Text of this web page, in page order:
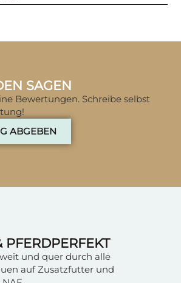
SAGEN
Bewertungen. Schreibe selbst
ABGEBEN
PFERDPERFEKT
und quer durch alle
auf Zusatzfutter und